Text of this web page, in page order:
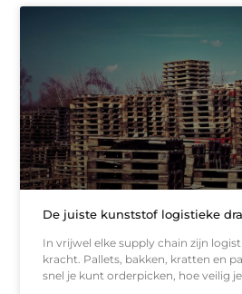
De juiste kunststof logistieke
In vrijwel elke supply chain zijn
kracht. Pallets, bakken, kratten en
snel je kunt orderpicken, hoe veilig je